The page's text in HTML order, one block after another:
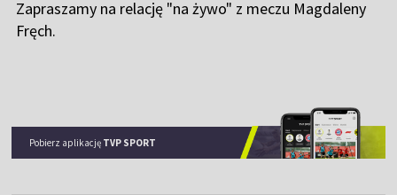
Zapraszamy na relację "na żywo" z meczu Magdaleny
Fręch.
Pobierz aplikację TVP SPORT